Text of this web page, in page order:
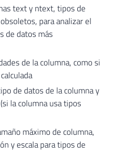
text y ntext, tipos de
para analizar el
de datos más
de la columna, como si
de datos de la columna y
la columna usa tipos
máximo de columna,
y escala para tipos de